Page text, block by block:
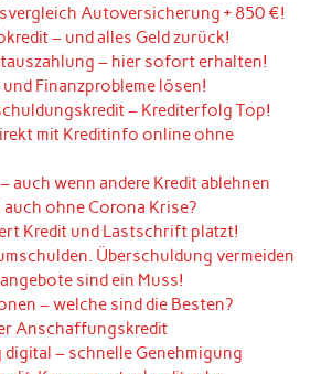
Autoversicherung + 850 €!
– und alles Geld zurück!
– hier sofort erhalten!
Finanzprobleme lösen!
– Krediterfolg Top!
mit Kreditinfo online ohne
auch wenn andere Kredit ablehnen
ohne Corona Krise?
Kredit und Lastschrift platzt!
Überschuldung vermeiden
sind ein Muss!
– welche sind die Besten?
Anschaffungskredit
– schnelle Genehmigung